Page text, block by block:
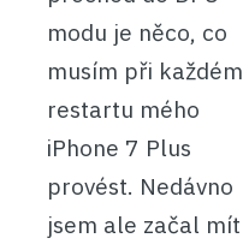
modu je něco, co
musím při každém
restartu mého
iPhone 7 Plus
provést. Nedávno
jsem ale začal mít